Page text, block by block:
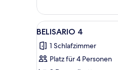
1
Alle
Fotos
für
BELISARIO
12
BELISARIO 4
1 Schlafzimmer
Platz für 4 Personen